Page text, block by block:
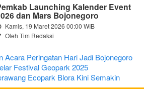
Launching Kalender Event
dan Mars Bojonegoro
Kamis, 19 Maret 2026 00:00 WIB
Oleh Tim Redaksi
Acara Peringatan Hari Jadi Bojonegoro
Festival Geopark 2025
Ecopark Blora Kini Semakin